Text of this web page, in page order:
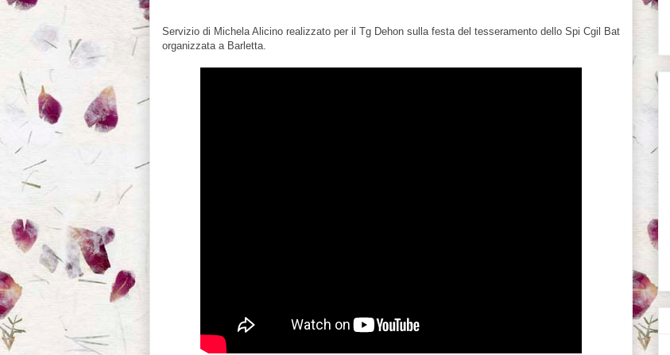
Servizio di Michela Alicino realizzato per il Tg Dehon sulla festa del tesseramento dello Spi Cgil Bat
organizzata a Barletta.